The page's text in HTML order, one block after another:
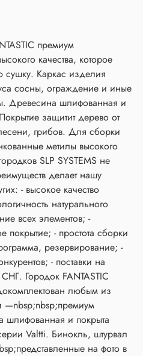
премиум
качества, которое
Каркас изделия
сосны, ограждение и иные
Древесина шлифованная и
защитит дерево от
грибов. Для сборки
метилы высокого
SLP SYSTEMS не
делает нашу
- высокое качество
натурального
всех элементов; -
покрытие; - простота сборки
резервирование; -
- поставки на
Городок FANTASTIC
любым из
—nbsp;nbsp;премиум
шлифованная и покрыта
Valtti. Бинокль, штурвал
на фото в